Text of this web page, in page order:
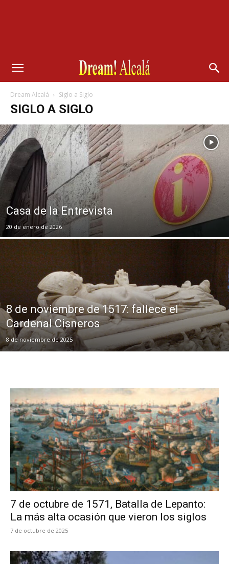
Dream Alcalá Siglo a Siglo
SIGLO A SIGLO
Casa de la Entrevista
20 de enero de 2026
8 de noviembre de 1517: fallece el
Cardenal Cisneros
8 de noviembre de 2025
7 de octubre de 1571, Batalla de Lepanto:
La más alta ocasión que vieron los siglos
7 de octubre de 2025